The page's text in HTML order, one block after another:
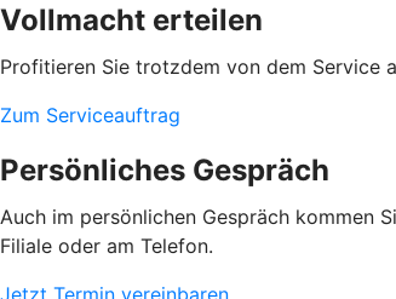
Vollmacht erteilen
Profitieren Sie trotzdem von dem Service
Zum Serviceauftrag
Persönliches Gespräch
Auch im persönlichen Gespräch kommen
Filiale oder am Telefon.
Jetzt Termin vereinbaren